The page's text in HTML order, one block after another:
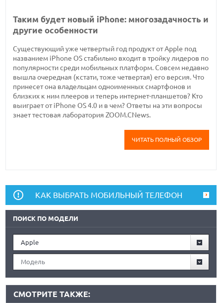
Таким будет новый iPhone: многозадачность и
другие особенности
Существующий уже четвертый год продукт от Apple под
названием iPhone OS стабильно входит в тройку лидеров по
популярности среди мобильных платформ. Совсем недавно
вышла очередная (кстати, тоже четвертая) его версия. Что
принесет она владельцам одноименных смартфонов и
близких к ним плееров и теперь интернет-планшетов? Кто
выиграет от iPhone OS 4.0 и в чем? Ответы на эти вопросы
знает тестовая лаборатория ZOOM.CNews.
ЧИТАТЬ ПОЛНЫЙ ОБЗОР
КАК ВЫБРАТЬ МОБИЛЬНЫЙ ТЕЛЕФОН
ПОИСК ПО МОДЕЛИ
Apple
Модель
СМОТРИТЕ ТАКЖЕ: